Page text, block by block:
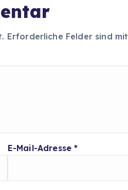
Erforderliche Felder sind mit
E-Mail-Adresse*